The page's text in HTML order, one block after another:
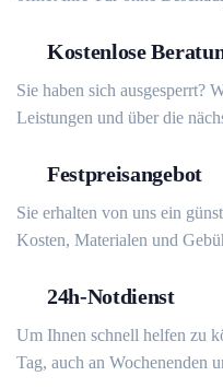
Kostenlose
Sie haben sich ausgesperrt?
Leistungen und über die
Festpreisangebot
Sie erhalten von uns ein
Kosten, Materialen und
24h-Notdienst
Um Ihnen schnell helfen zu
Tag, auch an Wochenenden